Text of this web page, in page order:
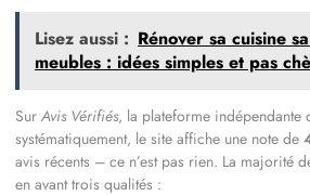
Lisez aussi : Rénover sa cuisine
meubles : idées simples et pas
Sur Avis Vérifiés, la plateforme indépendante
systématiquement, le site affiche une note de
avis récents – ce n’est pas rien. La majorité
en avant trois qualités :